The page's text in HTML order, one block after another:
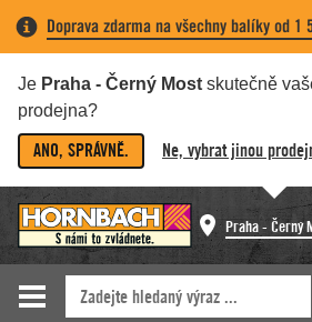
Doprava zdarma na všechny balíky od 1
Je Praha - Černý Most skutečně
prodejna?
ANO, SPRÁVNĚ. Ne, vybrat jinou
Praha - Černý